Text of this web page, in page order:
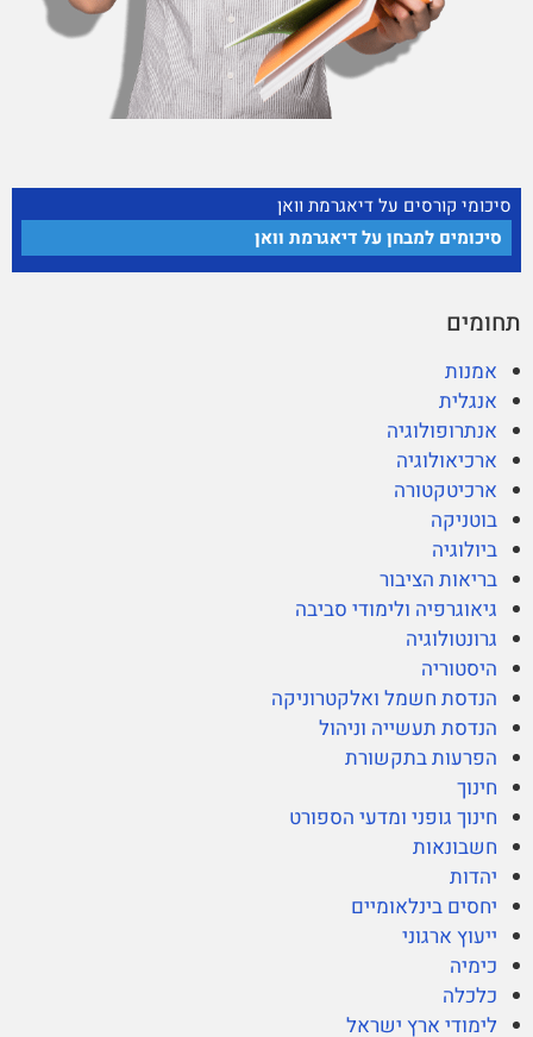
סיכומי קורסים על דיאגרמת וואן
סיכומים למבחן על דיאגרמת וואן
תחומים
אמנות
אנגלית
אנתרופולוגיה
ארכיאולוגיה
ארכיטקטורה
בוטניקה
ביולוגיה
בריאות הציבור
גיאוגרפיה ולימודי סביבה
גרונטולוגיה
היסטוריה
הנדסת חשמל ואלקטרוניקה
הנדסת תעשייה וניהול
הפרעות בתקשורת
חינוך
חינוך גופני ומדעי הספורט
חשבונאות
יהדות
יחסים בינלאומיים
ייעוץ ארגוני
כימיה
כלכלה
לימודי ארץ ישראל